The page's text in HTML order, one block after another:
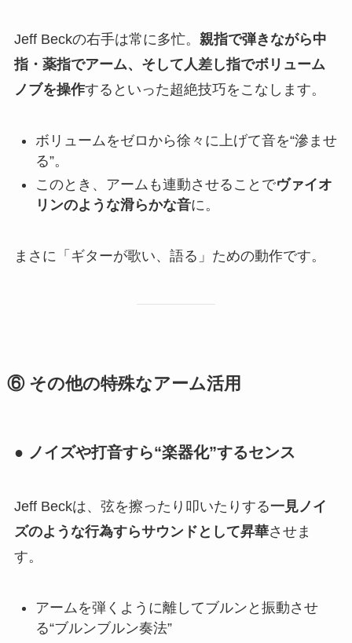
Jeff Beckの右手は常に多忙。 親指で弾きながら中
指・薬指でアーム、そして人差し指でボリューム
ノブを操作するといった超絶技巧をこなします。
ボリュームをゼロから徐々に上げて音を“滲ませ
る”。
このとき、アームも連動させることでヴァイオ
リンのような滑らかな音に。
まさに「ギターが歌い、語る」ための動作です。
⑥ その他の特殊なアーム活用
● ノイズや打音すら“楽器化”するセンス
Jeff Beckは、弦を擦ったり叩いたりする一見ノイ
ズのような行為すらサウンドとして昇華させま
す。
アームを弾くように離してブルンと振動させ
る“ブルンブルン奏法”